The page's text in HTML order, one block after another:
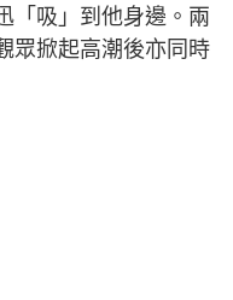
「吸」到他身邊。兩
眾掀起高潮後亦同時